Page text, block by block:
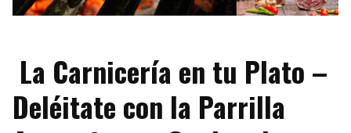
La Carnicería en tu Plato –
Deléitate con la Parrilla